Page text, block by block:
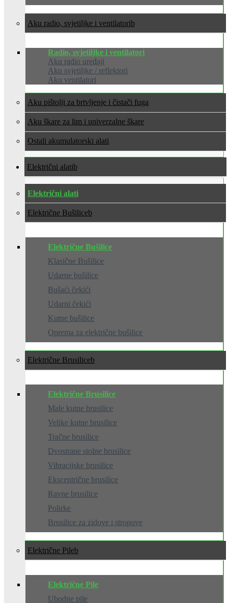
Aku radio, svjetiljke i ventilatori
Radio, svjetiljke i ventilatori
Aku radio uređaji
Aku svjetiljke / reflektori
Aku ventilatori
Aku pištolji za brtvljenje i čistači fuga
Aku škare za lim i univerzalne škare
Ostali akumulatorski alati
Električni alati
Električni alati
Električne Bušilice
Električne Bušilice
Klasične Bušilice
Udarne bušilice
Bušaći čekići
Udarni čekići
Kutne bušilice
Oprema za električne bušilice
Električne Brusilice
Električne Brusilice
Male kutne brusilice
Velike kutne brusilice
Tračne brusilice
Dvostrane stolne brusilice
Vibracijske brusilice
Ekscentrične brusilice
Ravne brusilice
Polirke
Brusilice za zidove i stropove
Električne Pile
Električne Pile
Ubodne pile